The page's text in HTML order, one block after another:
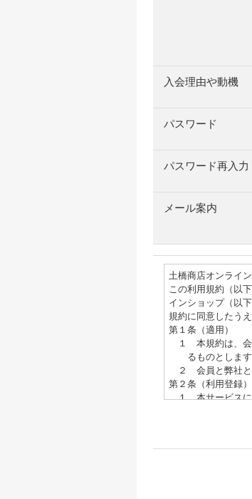
入会理由や動機
パスワード
パスワード再入力
メール案内
土橋商店オンライ
この利用規約（以
インショップ（以
規約に同意したう
第１条（適用）
１ 本規約は、会
るものとします
２ 会員と弊社と
第２条（利用登録）
１ 本サービスにお
者に通知すること
２ 弊社は、登録
ない場合に、弊社
３ 弊社は、いった
⑴ 利用登録の申